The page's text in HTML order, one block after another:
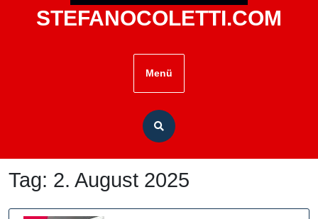
STEFANOCOLETTI.COM
Menü
Tag: 2. August 2025